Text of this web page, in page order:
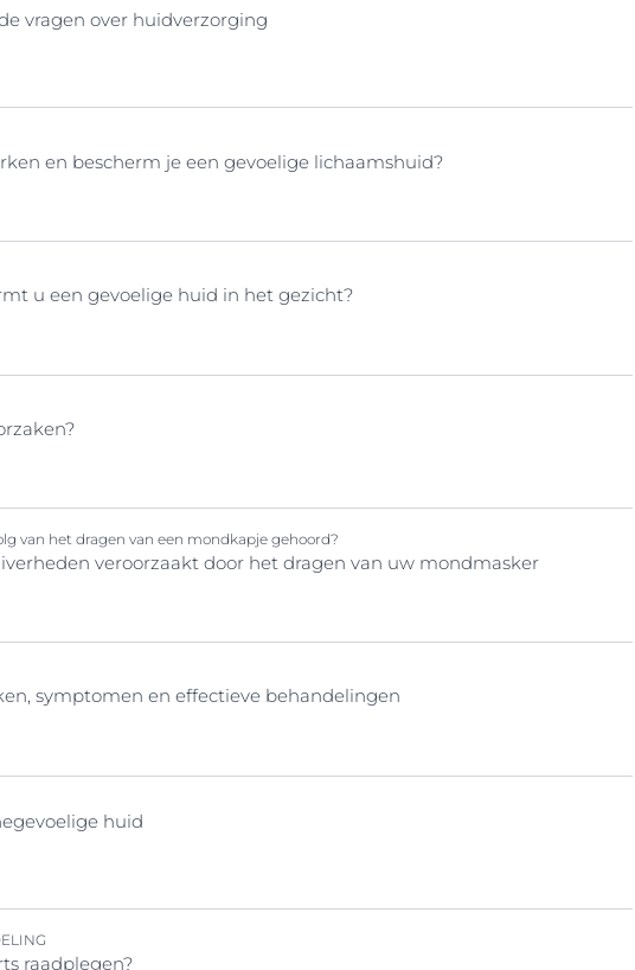
vragen over huidverzorging
en bescherm je een gevoelige lichaamshuid?
u een gevoelige huid in het gezicht?
van het dragen van een mondkapje gehoord?
veroorzaakt door het dragen van uw mondmasker
symptomen en effectieve behandelingen
huid
raadplegen?